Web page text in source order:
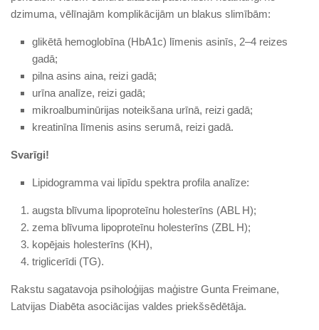
dzimuma, vēlīnajām komplikācijām un blakus slimībām:
glikētā hemoglobīna (HbA1c) līmenis asinīs, 2–4 reizes
gadā;
pilna asins aina, reizi gadā;
urīna analīze, reizi gadā;
mikroalbuminūrijas noteikšana urīnā, reizi gadā;
kreatinīna līmenis asins serumā, reizi gadā.
Svarīgi!
Lipidogramma vai lipīdu spektra profila analīze:
augsta blīvuma lipoproteīnu holes­terīns (ABL H);
zema blīvuma lipoproteīnu holesterīns (ZBL H);
kopējais holesterīns (KH),
triglicerīdi (TG).
Rakstu sagatavoja psiholoģijas maģistre Gunta Freimane,
Latvijas Diabēta asociācijas valdes priekšsēdētāja.